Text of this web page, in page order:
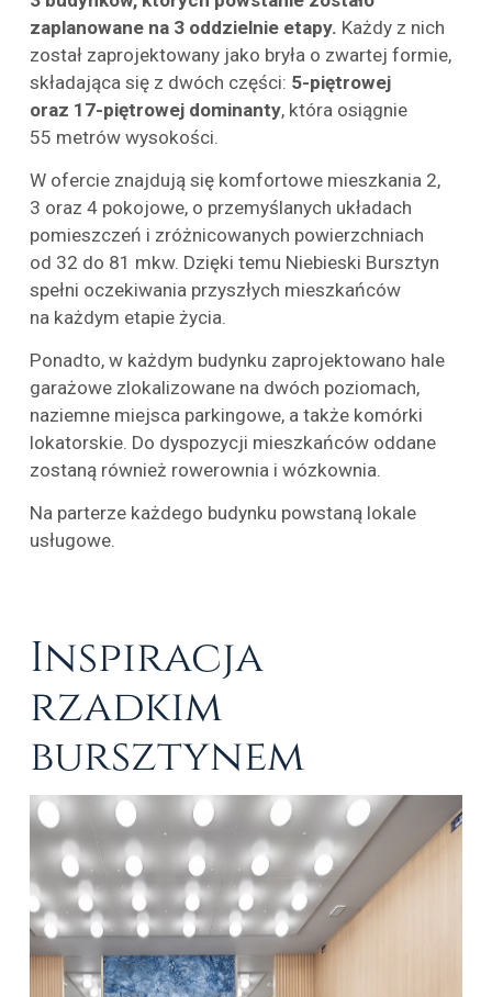
zaplanowane na 3 oddzielnie etapy. Każdy z nich
został zaprojektowany jako bryła o zwartej formie,
składająca się z dwóch części: 5-piętrowej
oraz 17-piętrowej dominanty, która osiągnie
55 metrów wysokości.
W ofercie znajdują się komfortowe mieszkania 2,
3 oraz 4 pokojowe, o przemyślanych układach
pomieszczeń i zróżnicowanych powierzchniach
od 32 do 81 mkw. Dzięki temu Niebieski Bursztyn
spełni oczekiwania przyszłych mieszkańców
na każdym etapie życia.
Ponadto, w każdym budynku zaprojektowano hale
garażowe zlokalizowane na dwóch poziomach,
naziemne miejsca parkingowe, a także komórki
lokatorskie. Do dyspozycji mieszkańców oddane
zostaną również rowerownia i wózkownia.
Na parterze każdego budynku powstaną lokale
usługowe.
Inspiracja
rzadkim
bursztynem